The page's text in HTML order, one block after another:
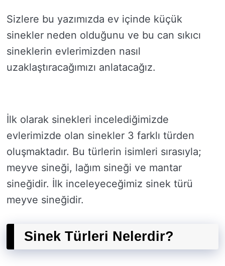
Sizlere bu yazımızda ev içinde küçük
sinekler neden olduğunu ve bu can sıkıcı
sineklerin evlerimizden nasıl
uzaklaştıracağımızı anlatacağız.
İlk olarak sinekleri incelediğimizde
evlerimizde olan sinekler 3 farklı türden
oluşmaktadır. Bu türlerin isimleri sırasıyla;
meyve sineği, lağım sineği ve mantar
sineğidir. İlk inceleyeceğimiz sinek türü
meyve sineğidir.
Sinek Türleri Nelerdir?